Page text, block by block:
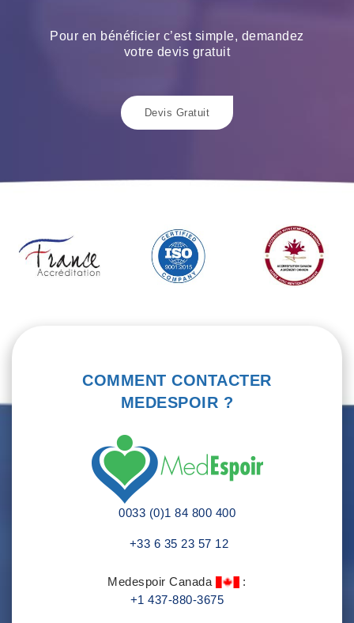
Pour en bénéficier c’est simple, demandez
votre devis gratuit
Devis Gratuit
COMMENT CONTACTER
MEDESPOIR ?
0033 (0)1 84 800 400
+33 6 35 23 57 12
Medespoir Canada
:
+1 437-880-3675